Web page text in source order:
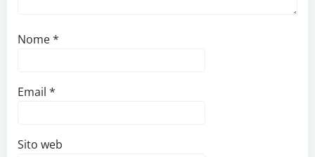
Nome*
Email *
Sito web